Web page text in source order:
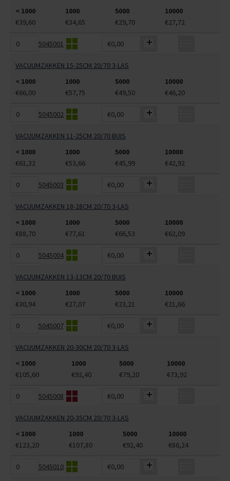
< 1000
1000 5000
10000
€39,60
€34,65 €29,70 €27,72
5045001 €0,00
VACUUMZAKKEN 15-25CM 20/70 3-LAS
< 1000
1000 5000
10000
€66,00
€57,75 €49,50 €46,20
5045002 €0,00
VACUUMZAKKEN 11-25CM 20/70 BUIS
< 1000
1000 5000
10000
€61,32
€53,66 €45,99 €42,92
5045003 €0,00
VACUUMZAKKEN 18-28CM 20/70 3-LAS
< 1000
1000 5000
10000
€88,70
€77,61 €66,53 €62,09
5045004 €0,00
VACUUMZAKKEN 13-13CM 20/70 BUIS
< 1000
1000 5000
10000
€30,94
€27,07 €23,21 €21,66
5045007 €0,00
VACUUMZAKKEN 20-30CM 20/70 3-LAS
< 1000
1000 5000
10000
€105,60
€92,40 €79,20 €73,92
5045008 €0,00
VACUUMZAKKEN 20-35CM 20/70 3-LAS
< 1000
1000 5000
10000
€123,20
€107,80 €92,40 €86,24
5045010 €0,00